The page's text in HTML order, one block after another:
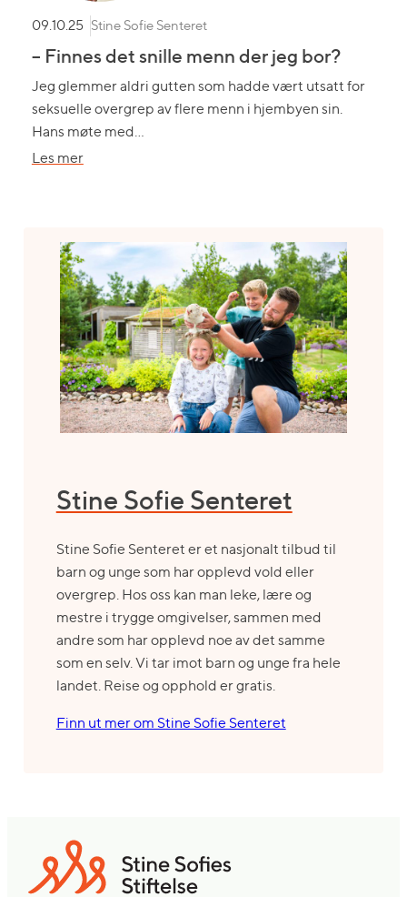
09.10.25 Stine Sofie Senteret
– Finnes det snille menn der jeg bor?
Jeg glemmer aldri gutten som hadde vært utsatt for
seksuelle overgrep av flere menn i hjembyen sin.
Hans møte med…
Les merom
snille
menn
der
jeg
bor?
Stine Sofie Senteret
Stine Sofie Senteret er et nasjonalt tilbud til
barn og unge som har opplevd vold eller
overgrep. Hos oss kan man leke, lære og
mestre i trygge omgivelser, sammen med
andre som har opplevd noe av det samme
som en selv. Vi tar imot barn og unge fra hele
landet. Reise og opphold er gratis.
Finn ut mer om Stine Sofie Senteret